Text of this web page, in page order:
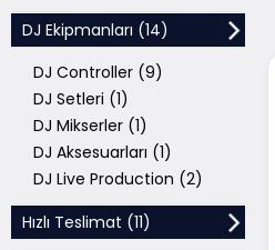
DJ Ekipmanları (14)
DJ Controller (9)
DJ Setleri (1)
DJ Mikserler (1)
DJ Aksesuarları (1)
DJ Live Production (2)
Hızlı Teslimat (11)